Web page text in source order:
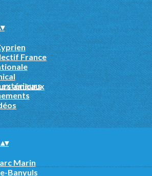
▾
France
amicaux
extérieurs
▴▾
Marin
Banyuls